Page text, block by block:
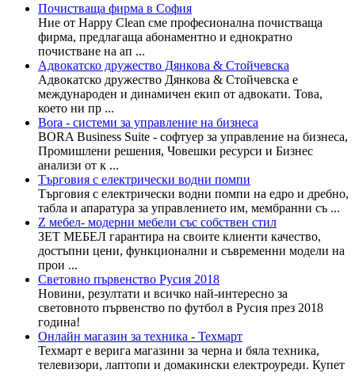
Почистваща фирма в София
Ние от Happy Clean сме професионална почистваща
фирма, предлагаща абонаментно и еднократно
почистване на ап ...
Адвокатско дружество Дянкова & Стойчевска
Адвокатско дружество Дянкова & Стойчевска е
международен и динамичен екип от адвокати. Това,
което ни пр ...
Bora - системи за управление на бизнеса
BORA Business Suite - софтуер за управление на бизнеса,
Промишлени решения, Човешки ресурси и Бизнес
анализи от к ...
Търговия с електрически водни помпи
Търговия с електрически водни помпи на едро и дребно,
табла и апаратура за управлението им, мембранни съ ...
Z мебел- модерни мебели със собствен стил
ЗЕТ МЕБЕЛ гарантира на своите клиенти качество,
достъпни цени, функционални и съвременни модели на
прои ...
Световно първенство Русия 2018
Новини, резултати и всичко най-интересно за
световното първенство по футбол в Русия през 2018
година!
Онлайн магазин за техника - Техмарт
Техмарт е верига магазини за черна и бяла техника,
телевизори, лаптопи и домакински електроуреди. Купет